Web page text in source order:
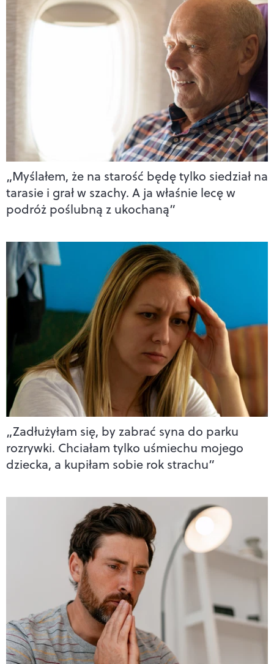
„Myślałem, że na starość będę tylko siedział na
tarasie i grał w szachy. A ja właśnie lecę w
podróż poślubną z ukochaną”
„Zadłużyłam się, by zabrać syna do parku
rozrywki. Chciałam tylko uśmiechu mojego
dziecka, a kupiłam sobie rok strachu”